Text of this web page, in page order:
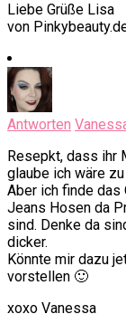
Liebe Grüße Lisa
von
Antworten
Resepkt, dass ihr
glaube ich wäre
Aber ich finde das
Jeans Hosen da
sind. Denke da
dicker.
Könnte mir dazu
vorstellen 🙂
xoxo Vanessa